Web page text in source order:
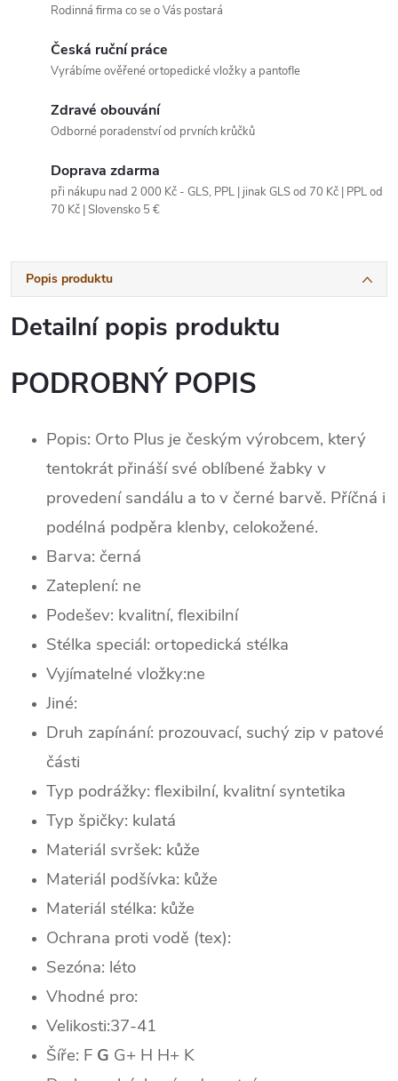
Rodinná firma co se o Vás postará
Česká ruční práce
Vyrábíme ověřené ortopedické vložky a pantofle
Zdravé obouvání
Odborné poradenství od prvních krůčků
Doprava zdarma
při nákupu nad 2 000 Kč - GLS, PPL | jinak GLS od 70 Kč | PPL od
70 Kč | Slovensko 5 €
Popis produktu
Detailní popis produktu
PODROBNÝ POPIS
Popis: Orto Plus je českým výrobcem, který
tentokrát přináší své oblíbené žabky v
provedení sandálu a to v černé barvě. Příčná i
podélná podpěra klenby, celokožené.
Barva: černá
Zateplení: ne
Podešev: kvalitní, flexibilní
Stélka speciál: ortopedická stélka
Vyjímatelné vložky:ne
Jiné:
Druh zapínání: prozouvací, suchý zip v patové
části
Typ podrážky: flexibilní, kvalitní syntetika
Typ špičky: kulatá
Materiál svršek: kůže
Materiál podšívka: kůže
Materiál stélka: kůže
Ochrana proti vodě (tex):
Sezóna: léto
Vhodné pro:
Velikosti:37-41
Šíře: F G G+ H H+ K